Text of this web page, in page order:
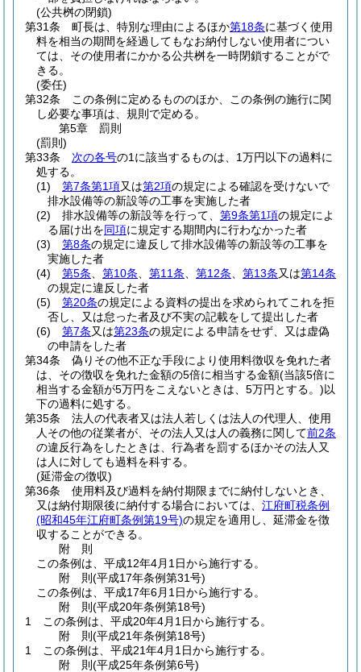
(公共桝の閉鎖)
第31条
町長は、特別な理由によるほか第18条に基づく使用
料を相当の期間を経過してもなお納付しない使用者につい
ては、その使用者にかかる公共桝を一時閉鎖することがで
きる。
(委任)
第32条
この条例に定めるもののほか、この条例の施行に関
し必要な事項は、規則で定める。
第5章
罰則
(罰則)
第33条
次の各号の1に該当するものは、1万円以下の過料に
処する。
(1)
第7条第1項又は第2項の規定による確認を受けないで
排水設備等の新設等の工事を実施した者
(2)
排水設備等の新設等を行って、 第9条第1項の規定によ
る届け出を同項に規定する期間内に行わなかった者
(3)
第8条の規定に違反して排水設備等の新設等の工事を
実施した者
(4)
第5条 第10条 第11条 第12条 第13条又は第14条
の規定に違反した者
(5)
第20条の規定による資料の提出を求められてこれを拒
否し、又は怠った者及び不実の記載をして提出した者
(6)
第7条又は第23条の規定による申請をせず、又は虚偽
の申請をした者
第34条
偽りその他不正な手段により使用料徴収を免れた者
は、その徴収を免れた金額の5倍に相当する金額(当該5倍に
相当する金額が5万円をこえないときは、5万円とする。)以
下の過料に処する。
第35条
法人の代表者又は法人若しくは法人の代理人、使用
人その他の従業者が、その法人又は人の義務に関して前2条
の違反行為をしたときは、行為者を罰するほかその法人又
は人に対しても過料を科する。
(延滞金の徴収)
第36条
使用料及び過料を納付期限までに納付しないとき、
又は納付期限後に納付する場合においては、 江府町税条例
(昭和45年江府町条例第19号)の規定を適用し、延滞金を徴
収することができる。
附 則
この条例は、平成12年4月1日から施行する。
附 則(平成17年条例第31号)
この条例は、平成17年6月1日から施行する。
附 則(平成20年条例第18号)
1
この条例は、平成20年4月1日から施行する。
附 則(平成21年条例第18号)
1
この条例は、平成21年4月1日から施行する。
附 則(平成25年条例第6号)